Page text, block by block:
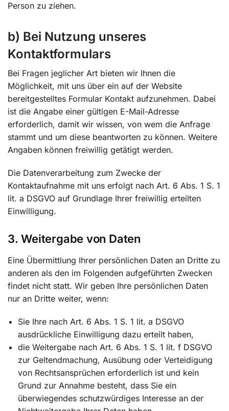
Person zu ziehen.
b) Bei Nutzung unseres
Kontaktformulars
Bei Fragen jeglicher Art bieten wir Ihnen die
Möglichkeit, mit uns über ein auf der Website
bereitgestelltes Formular Kontakt aufzunehmen. Dabei
ist die Angabe einer gültigen E-Mail-Adresse
erforderlich, damit wir wissen, von wem die Anfrage
stammt und um diese beantworten zu können. Weitere
Angaben können freiwillig getätigt werden.
Die Datenverarbeitung zum Zwecke der
Kontaktaufnahme mit uns erfolgt nach Art. 6 Abs. 1 S. 1
lit. a DSGVO auf Grundlage Ihrer freiwillig erteilten
Einwilligung.
3. Weitergabe von Daten
Eine Übermittlung Ihrer persönlichen Daten an Dritte zu
anderen als den im Folgenden aufgeführten Zwecken
findet nicht statt. Wir geben Ihre persönlichen Daten
nur an Dritte weiter, wenn:
Sie Ihre nach Art. 6 Abs. 1 S. 1 lit. a DSGVO
ausdrückliche Einwilligung dazu erteilt haben,
die Weitergabe nach Art. 6 Abs. 1 S. 1 lit. f DSGVO
zur Geltendmachung, Ausübung oder Verteidigung
von Rechtsansprüchen erforderlich ist und kein
Grund zur Annahme besteht, dass Sie ein
überwiegendes schutzwürdiges Interesse an der